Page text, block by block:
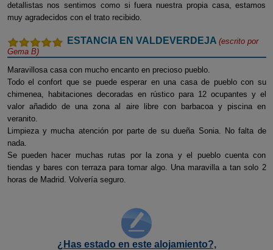
detallistas nos sentimos como si fuera nuestra propia casa, estamos
muy agradecidos con el trato recibido.
ESTANCIA EN VALDEVERDEJA (escrito por
Gema B)
Maravillosa casa con mucho encanto en precioso pueblo.
Todo el confort que se puede esperar en una casa de pueblo con su
chimenea, habitaciones decoradas en rústico para 12 ocupantes y el
valor añadido de una zona al aire libre con barbacoa y piscina en
veranito.
Limpieza y mucha atención por parte de su dueña Sonia. No falta de
nada.
Se pueden hacer muchas rutas por la zona y el pueblo cuenta con
tiendas y bares con terraza para tomar algo. Una maravilla a tan solo 2
horas de Madrid. Volvería seguro.
¿Has estado en este alojamiento?,